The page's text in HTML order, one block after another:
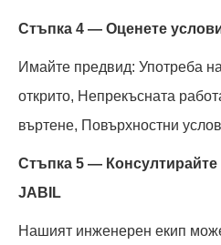
Стъпка 4 — Оценете
Имайте предвид: Употреба
открито, Непрекъсната
въртене, Повърхностни
Стъпка 5 — Консултирайте
JABIL
Нашият инженерен екип